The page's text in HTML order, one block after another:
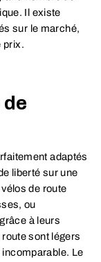
Il existe
sur le marché,
prix.
de
adaptés
liberté sur une
de route
ou
à leurs
sont légers
Le